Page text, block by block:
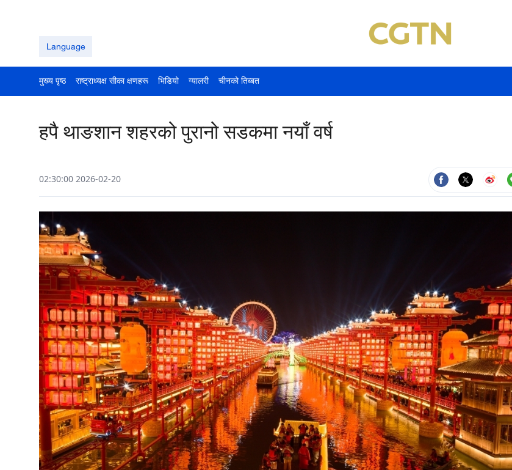
Language
मुख्य पृष्ठ राष्ट्राध्यक्ष सीका क्षणहरू भिडियो ग्यालरी चीनको तिब्बत
हपै थाङशान शहरको पुरानो सडकमा नयाँ वर्ष
02:30:00 2026-02-20